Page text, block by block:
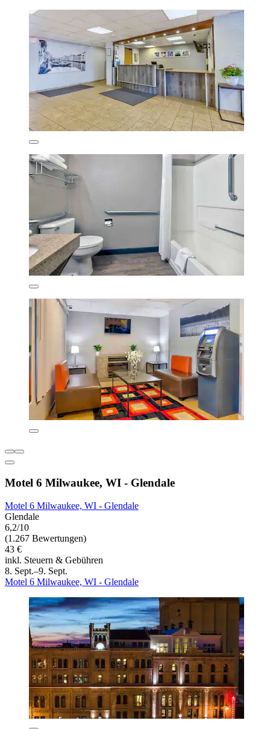
Motel 6 Milwaukee, WI - Glendale
Motel 6 Milwaukee, WI - Glendale
Glendale
6,2/10
(1.267 Bewertungen)
43 €
inkl. Steuern & Gebühren
8. Sept.–9. Sept.
Motel 6 Milwaukee, WI - Glendale